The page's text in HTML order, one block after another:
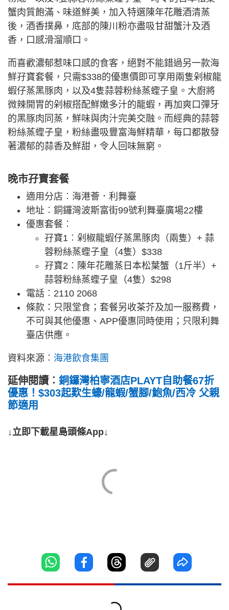
蟹肉質飽滿、味道鮮美，加入特選陳年花雕酒清蒸
後，酒香撲鼻，底部的陳川粉亦盡吸甘甜蟹汁及酒
香，口感滑溜順口。
而喜歡濃郁惹味口感的食客，絕對不能錯過另一款海
鮮孖寶套餐，只需$338的優惠價即可享用兩隻剁椒龍
蝦仔蒸黑豚肉，以及4隻蒜蓉粉絲蒸蟶子皇。大廚將
微辣開胃的剁椒搭配鮮嫩多汁的龍蝦，再加爽口彈牙
的黑豚肉同蒸，鮮味與肉汁完美交融。而經典的蒜蓉
粉絲蒸蟶子皇，粉絲盡吸豐富海鮮精華，每口都散發
著濃郁的蒜香及鮮甜，令人回味無窮。
晚市孖寶套餐
適用分店︰海港薈．利舞臺
地址︰銅鑼灣波斯富街99號利舞臺廣場22樓
優惠套餐︰
孖寶1︰剁椒龍蝦仔蒸黑豚肉（兩隻）+ 蒜
蓉粉絲蒸蟶子皇（4隻）$338
孖寶2︰陳年花雕蒸日本松葉蟹（1斤半）+
蒜蓉粉絲蒸蟶子皇（4隻）$298
電話︰2110 2068
條款：只限堂食；套餐另收茶芥及加一服務費，
不可與其他優惠、APP優惠同時使用；只限利舞
臺店供應。
資料來源︰ 海港飲食集團
延伸閱讀︰ 銅鑼灣柏寧酒店PLAYT自助餐67折
優惠！$303起歎生蠔/龍蝦/蟹腳/鮑魚/西冷 父親
節適用
↓立即下載星島頭條App↓